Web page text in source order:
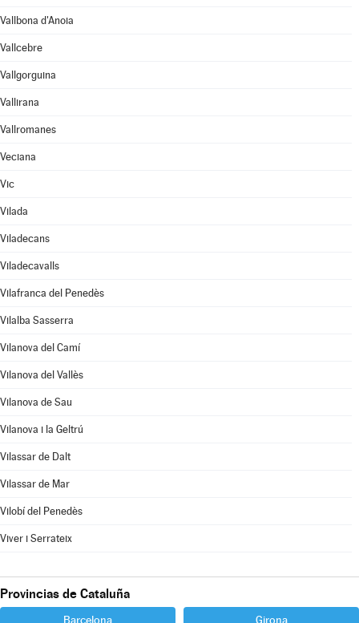
Vallbona d'Anoia
Vallcebre
Vallgorguina
Vallirana
Vallromanes
Veciana
Vic
Vilada
Viladecans
Viladecavalls
Vilafranca del Penedès
Vilalba Sasserra
Vilanova del Camí
Vilanova del Vallès
Vilanova de Sau
Vilanova i la Geltrú
Vilassar de Dalt
Vilassar de Mar
Vilobí del Penedès
Viver i Serrateix
Provincias de Cataluña
Barcelona Girona